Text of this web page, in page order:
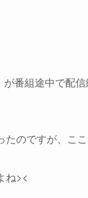
番組途中で配
たのですが、こ
ね><